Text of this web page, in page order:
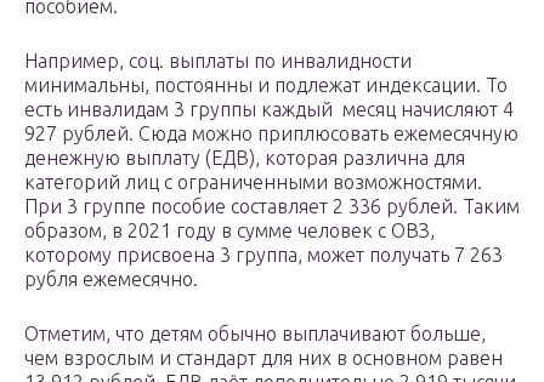
пособием.
Например, соц. выплаты по инвалидности
минимальны, постоянны и подлежат индексации. То
есть инвалидам 3 группы каждый месяц начисляют 4
927 рублей. Сюда можно приплюсовать ежемесячную
денежную выплату (ЕДВ), которая различна для
категорий лиц с ограниченными возможностями.
При 3 группе пособие составляет 2 336 рублей. Таким
образом, в 2021 году в сумме человек с ОВЗ,
которому присвоена 3 группа, может получать 7 263
рубля ежемесячно.
Отметим, что детям обычно выплачивают больше,
чем взрослым и стандарт для них в основном равен